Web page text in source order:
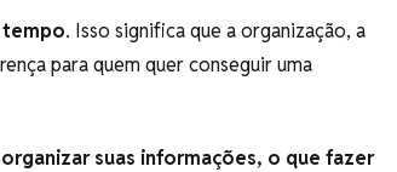
tempo. Isso significa que a organização, a
para quem quer conseguir uma
suas informações, o que fazer